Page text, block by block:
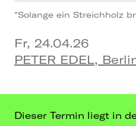
"Solange ein Streichholz
Fr, 24.04.26
PETER EDEL,
Dieser Termin liegt in